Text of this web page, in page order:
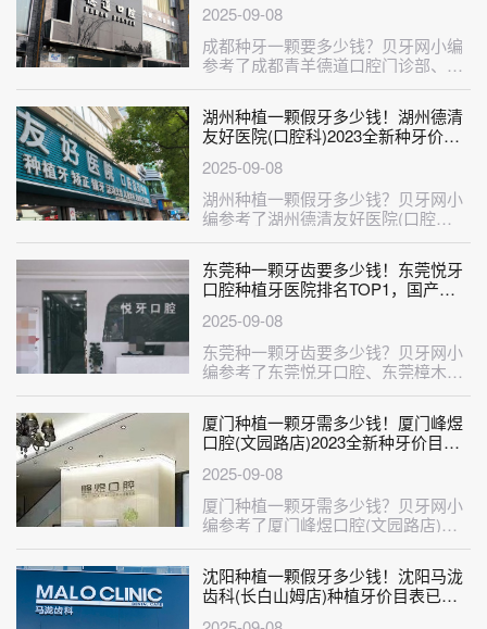
颗！
2025-09-08
成都种牙一颗要多少钱？贝牙网小编
参考了成都青羊德道口腔门诊部、成
都唐牙科(世茂旗舰店)、新都加美贝
口···
湖州种植一颗假牙多少钱！湖州德清
友好医院(口腔科)2023全新种牙价目
颗！
2025-09-08
湖州种植一颗假牙多少钱？贝牙网小
编参考了湖州德清友好医院(口腔
科)、湖州南浔宣女口腔门诊、湖州沐
洁口···
东莞种一颗牙齿要多少钱！东莞悦牙
口腔种植牙医院排名TOP1，国产常
2025-09-08
东莞种一颗牙齿要多少钱？贝牙网小
编参考了东莞悦牙口腔、东莞樟木头
益佳口腔、东莞华美美容口腔、东莞
天健···
厦门种植一颗牙需多少钱！厦门峰煜
口腔(文园路店)2023全新种牙价目
颗！
2025-09-08
厦门种植一颗牙需多少钱？贝牙网小
编参考了厦门峰煜口腔(文园路店)、
厦门阳阳口腔诊所、厦门力锜•祥富口
···
沈阳种植一颗假牙多少钱！沈阳马泷
齿科(长白山姆店)种植牙价目表已更